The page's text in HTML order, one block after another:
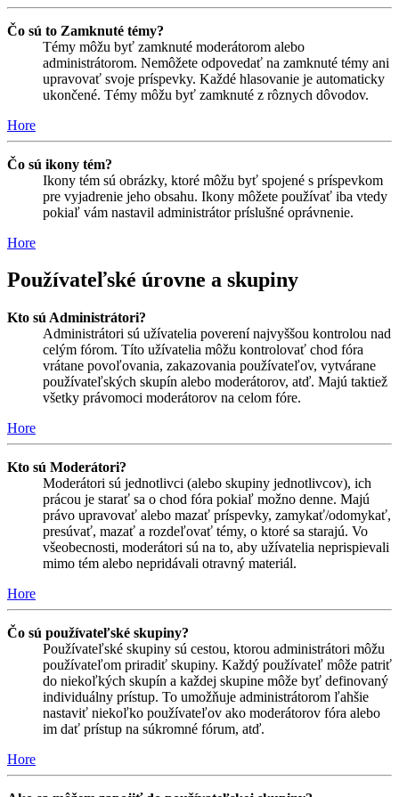
Čo sú to Zamknuté témy?
Témy môžu byť zamknuté moderátorom alebo
administrátorom. Nemôžete odpovedať na zamknuté témy ani
upravovať svoje príspevky. Každé hlasovanie je automaticky
ukončené. Témy môžu byť zamknuté z rôznych dôvodov.
Hore
Čo sú ikony tém?
Ikony tém sú obrázky, ktoré môžu byť spojené s príspevkom
pre vyjadrenie jeho obsahu. Ikony môžete používať iba vtedy
pokiaľ vám nastavil administrátor príslušné oprávnenie.
Hore
Používateľské úrovne a skupiny
Kto sú Administrátori?
Administrátori sú užívatelia poverení najvyššou kontrolou nad
celým fórom. Títo užívatelia môžu kontrolovať chod fóra
vrátane povoľovania, zakazovania používateľov, vytvárane
používateľských skupín alebo moderátorov, atď. Majú taktiež
všetky právomoci moderátorov na celom fóre.
Hore
Kto sú Moderátori?
Moderátori sú jednotlivci (alebo skupiny jednotlivcov), ich
prácou je starať sa o chod fóra pokiaľ možno denne. Majú
právo upravovať alebo mazať príspevky, zamykať/odomykať,
presúvať, mazať a rozdeľovať témy, o ktoré sa starajú. Vo
všeobecnosti, moderátori sú na to, aby užívatelia neprispievali
mimo tém alebo nepridávali otravný materiál.
Hore
Čo sú používateľské skupiny?
Používateľské skupiny sú cestou, ktorou administrátori môžu
používateľom priradiť skupiny. Každý používateľ môže patriť
do niekoľkých skupín a každej skupine môže byť definovaný
individuálny prístup. To umožňuje administrátorom ľahšie
nastaviť niekoľko používateľov ako moderátorov fóra alebo
im dať prístup na súkromné fórum, atď.
Hore